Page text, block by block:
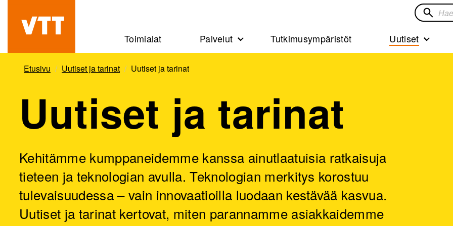
pääsisältöön
Beyond
the
obvious
Hae
Toimialat Palvelut Tutkimusympäristöt Uutiset
Etusivu Uutiset ja tarinat Uutiset ja tarinat
Uutiset ja tarinat
Kehitämme kumppaneidemme kanssa ainutlaatuisia ratkaisuja
tieteen ja teknologian avulla. Teknologian merkitys korostuu
tulevaisuudessa – vain innovaatioilla luodaan kestävää kasvua.
Uutiset ja tarinat kertovat, miten parannamme asiakkaidemme